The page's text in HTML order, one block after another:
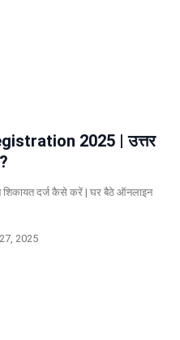
2025 | उत्तर
दर्ज कैसे करें | घर बैठे ऑनलाइन
2025